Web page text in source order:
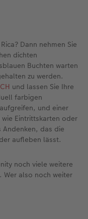
Dann nehmen Sie
dichten
Buchten warten
zu werden.
und lassen Sie Ihre
farbigen
und einer
Eintrittskarten oder
das die
aufleben lässt.
noch viele weitere
Wer also noch weiter